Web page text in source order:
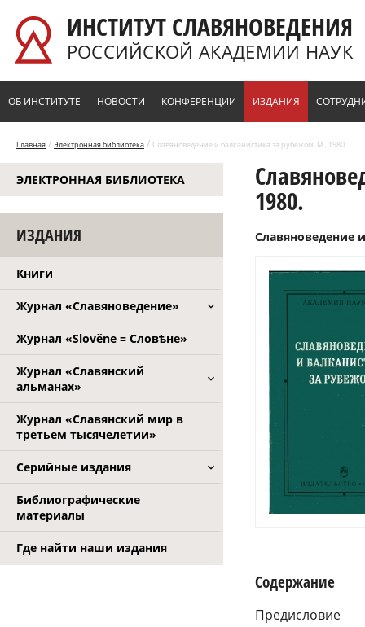
ИНСТИТУТ СЛАВЯНОВЕДЕНИЯ
РОССИЙСКОЙ АКАДЕМИИ НАУК
ОБ ИНСТИТУТЕ НОВОСТИ КОНФЕРЕНЦИИ ИЗДАНИЯ
Главная / Электронная библиотека / Славяноведение и балканистика за рубежом. М., 1980.
ЭЛЕКТРОННАЯ БИБЛИОТЕКА
ИЗДАНИЯ
Книги
Журнал «Славяноведение»
Журнал «Slověne = Словѣне»
Журнал «Славянский
альманах»
Журнал «Славянский мир в
третьем тысячелетии»
Серийные издания
Библиографические
материалы
Где найти наши издания
1980.
Славяноведение
Содержание
Предисловие